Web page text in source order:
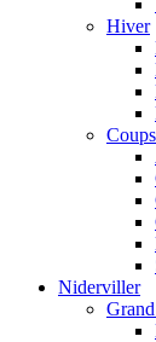
Hiver
Niderviller